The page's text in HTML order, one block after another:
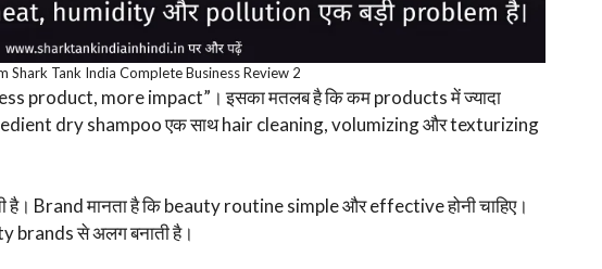
Shark Tank India Complete Business Review 2
product, more impact”। इसका मतलब है कि कम products में ज्यादा
dry shampoo एक साथ hair cleaning, volumizing और texturizing
Brand मानता है कि beauty routine simple और effective होनी चाहिए।
brands से अलग बनाती है।